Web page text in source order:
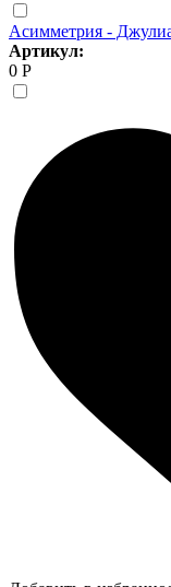
Асимметрия -
Артикул:
0 Р